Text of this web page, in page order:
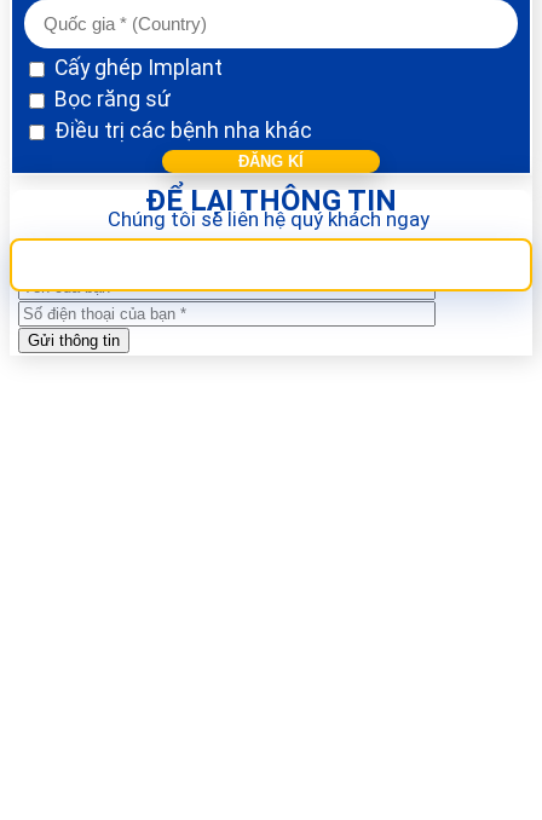
Cấy ghép Implant
Bọc răng sứ
Điều trị các bệnh nha khác
ĐỂ LẠI THÔNG TIN
Chúng tôi sẽ liên hệ quý khách ngay